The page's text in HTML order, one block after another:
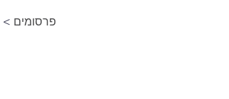
פרסומים >